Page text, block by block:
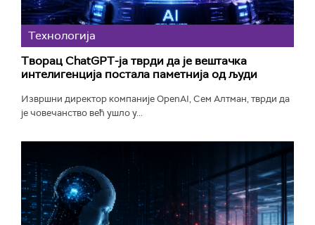
Технологијa
Творац ChatGPT-ја тврди да је вештачка
интелигенција постала паметнија од људи
Извршни директор компаније OpenAI, Сем Алтман, тврди да
је човечанство већ ушло у...